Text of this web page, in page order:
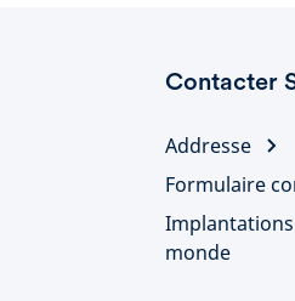
Contacter
Addresse
Formulaire
monde